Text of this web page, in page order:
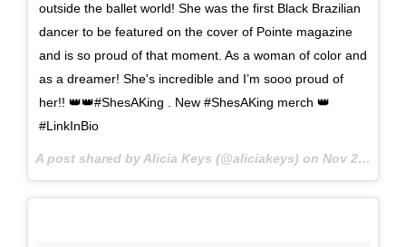
outside the ballet world! She was the first Black Brazilian
dancer to be featured on the cover of Pointe magazine
and is so proud of that moment. As a woman of color and
as a dreamer! She's incredible and I’m sooo proud of
her!! 👑👑#ShesAKing . New #ShesAKing merch 👑
#LinkInBio
A post shared by Alicia Keys (@aliciakeys) on Nov 28, 2017 at 12:46pm PST